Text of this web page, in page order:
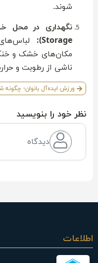
شوند.
Storage):
مکان‌های خشک و
ناشی از رطوبت و
نظر خود را بنویسید
دیدگاه
اطلاعات